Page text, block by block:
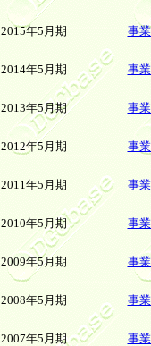
2015年5月期 事
2014年5月期 事
2013年5月期 事
2012年5月期 事
2011年5月期 事
2010年5月期 事
2009年5月期 事
2008年5月期 事
2007年5月期 事